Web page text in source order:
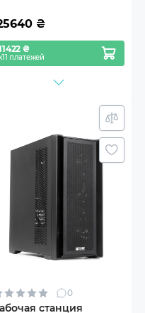
₴
₴
платежей
0
станция